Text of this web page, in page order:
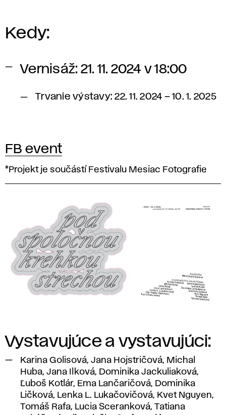
Kedy:
Vernisáž: 21. 11. 2024 v 18:00
Trvanie výstavy: 22. 11. 2024 – 10. 1. 2025
FB event
*Projekt je součástí Festivalu Mesiac Fotografie
Vystavujúce a vystavujúci:
Karina Golisová, Jana Hojstričová, Michal
Huba, Jana Ilková, Dominika Jackuliaková,
Ľuboš Kotlár, Ema Lančaričová, Dominika
Ličková, Lenka L. Lukačovičová, Kvet Nguyen,
Tomáš Rafa, Lucia Sceranková, Tatiana